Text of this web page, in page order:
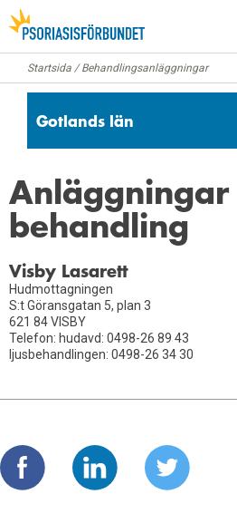
Startsida /Behandlingsanläggningar
Gotlands län
Styrelse
Behandlingsanläggningar
behandling
Visby Lasarett
Hudmottagningen
S:t Göransgatan 5, plan 3
621 84 VISBY
Telefon: hudavd: 0498-26 89 43
ljusbehandlingen: 0498-26 34 30